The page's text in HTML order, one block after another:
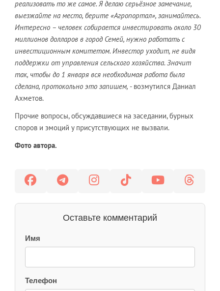
реализовать то же самое. Я делаю серьёзное замечание,
выезжайте на место, берите «Агропортал», занимайтесь.
Интересно – человек собирается инвестировать около 30
миллионов долларов в город Семей, нужно работать с
инвестиционным комитетом. Инвестор уходит, не видя
поддержки от управления сельского хозяйства. Значит
так, чтобы до 1 января вся необходимая работа была
сделана, протокольно это запишем, - возмутился Даниал
Ахметов.
Прочие вопросы, обсуждавшиеся на заседании, бурных
споров и эмоций у присутствующих не вызвали.
Фото автора.
Оставьте комментарий
Имя
Телефон